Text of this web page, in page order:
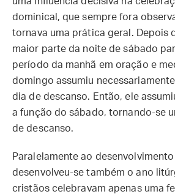
dominical, que sempre fora
tornava uma prática geral. Depois
maior parte da noite de sábado
período da manhã em oração e
domingo assumiu
dia de descanso. Então, ele
a função do sábado, tornando-se
de descanso.
Paralelamente ao
desenvolveu-se também o ano
cristãos celebravam apenas uma